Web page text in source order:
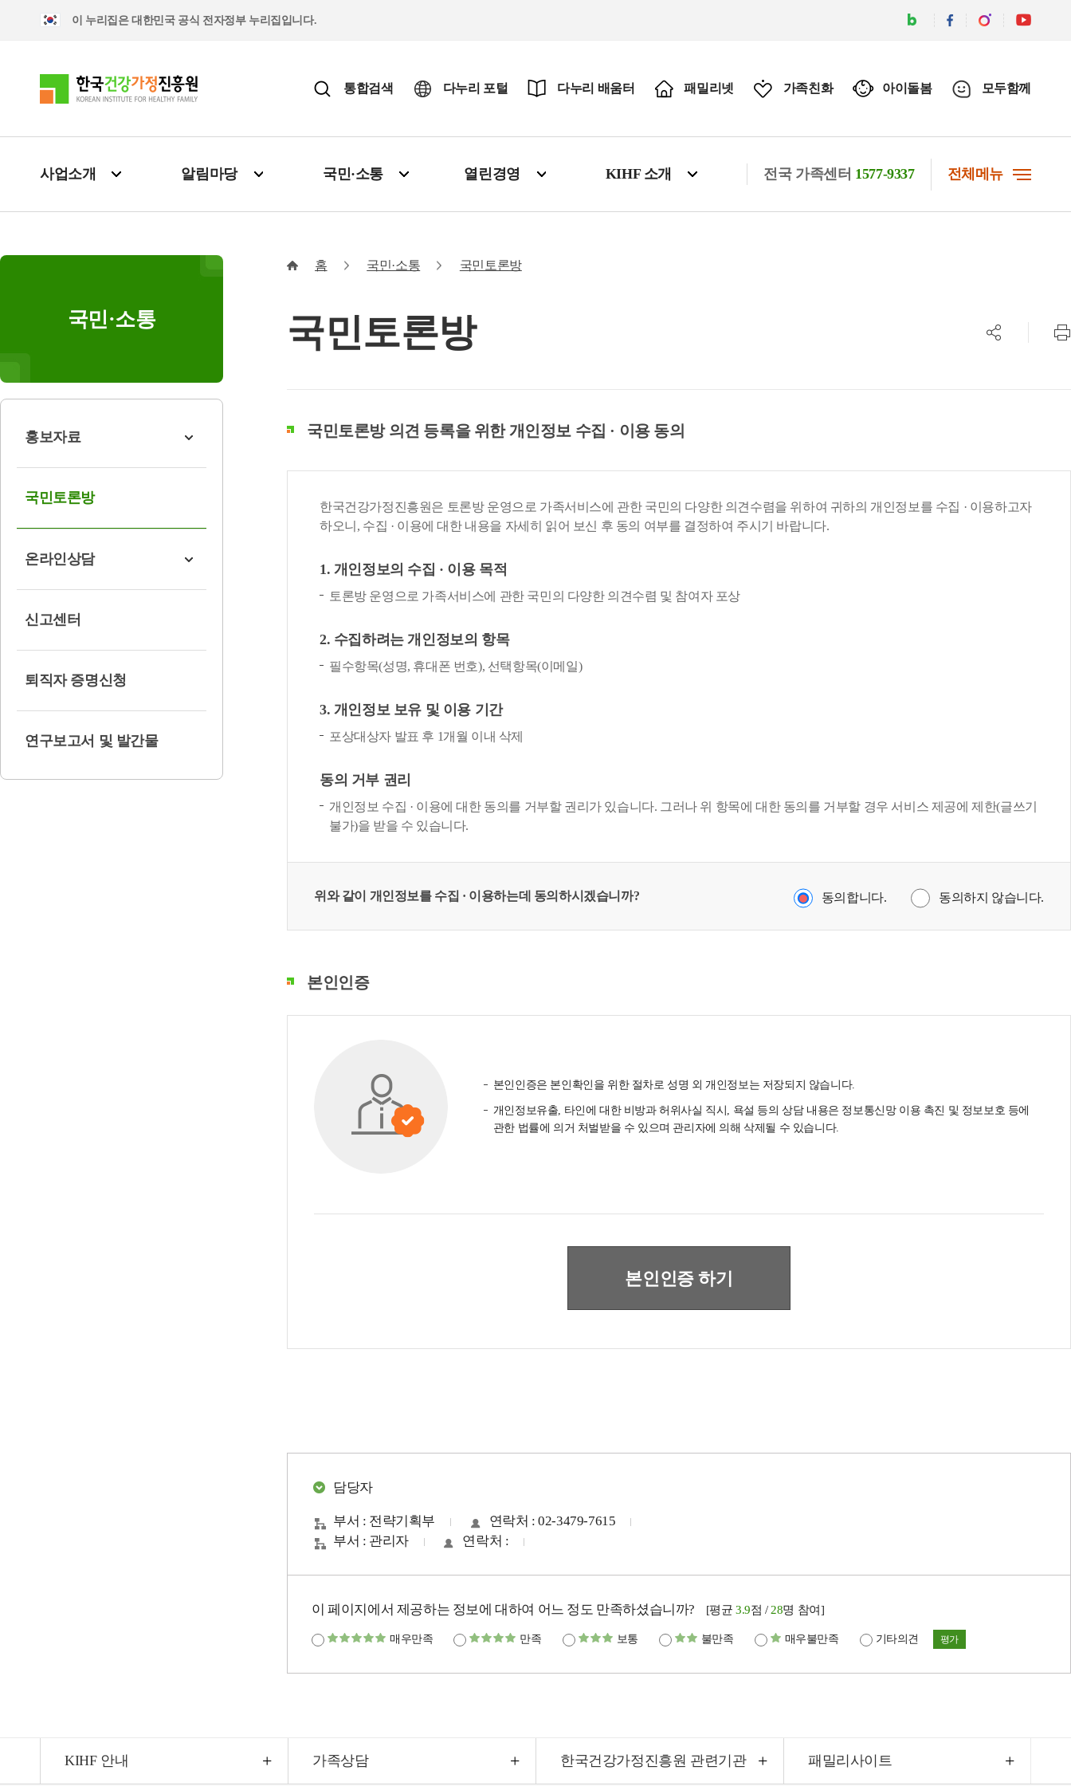
이 누리집은 대한민국 공식 전자정부 누리집입니다.
통합검색 다누리 포털 다누리 배움터 패밀리넷 가족친화 아이돌봄 모두함께
사업소개 알림마당 국민·소통 열린경영 KIHF 소개 전국 가족센터 1577-9337 전체메뉴
국민·소통
홍보자료
국민토론방
온라인상담
신고센터
퇴직자 증명신청
연구보고서 및 발간물
홈 국민·소통 국민토론방
국민토론방
공유하기
국민토론방 의견 등록을 위한 개인정보 수집 · 이용 동의
한국건강가정진흥원은 토론방 운영으로 가족서비스에 관한 국민의 다양한 의견수렴을 위하여 귀하의 개인정보를 수집 · 이용하고자
하오니, 수집 · 이용에 대한 내용을 자세히 읽어 보신 후 동의 여부를 결정하여 주시기 바랍니다.
1. 개인정보의 수집 · 이용 목적
토론방 운영으로 가족서비스에 관한 국민의 다양한 의견수렴 및 참여자 포상
2. 수집하려는 개인정보의 항목
필수항목(성명, 휴대폰 번호), 선택항목(이메일)
3. 개인정보 보유 및 이용 기간
포상대상자 발표 후 1개월 이내 삭제
동의 거부 권리
개인정보 수집 · 이용에 대한 동의를 거부할 권리가 있습니다. 그러나 위 항목에 대한 동의를 거부할 경우 서비스 제공에 제한(글쓰기
불가)을 받을 수 있습니다.
위와 같이 개인정보를 수집 · 이용하는데 동의하시겠습니까? 동의합니다. 동의하지 않습니다.
본인인증
본인인증은 본인확인을 위한 절차로 성명 외 개인정보는 저장되지 않습니다.
개인정보유출, 타인에 대한 비방과 허위사실 직시, 욕설 등의 상담 내용은 정보통신망 이용 촉진 및 정보보호 등에
관한 법률에 의거 처벌받을 수 있으며 관리자에 의해 삭제될 수 있습니다.
본인인증 하기
담당자
부서 : 전략기획부
연락처 : 02-3479-7615
부서 : 관리자
연락처 :
이 페이지에서 제공하는 정보에 대하여 어느 정도 만족하셨습니까? [평균3.9점 /28명 참여]
매우만족 만족 보통 불만족 매우불만족 기타의견 평가
KIHF 안내 가족상담 한국건강가정진흥원 관련기관 패밀리사이트